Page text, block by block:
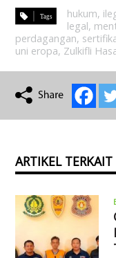
hukum,
legal,
perdagangan,
uni eropa, Zulkifli
ARTIKEL TERKAIT